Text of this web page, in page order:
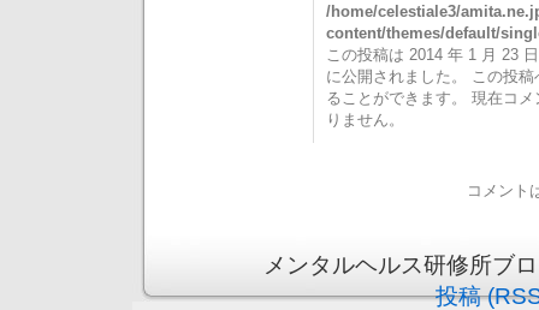
/home/celestiale3/
content/themes/default/
この投稿は 2014 年 1 月 23
に公開されました。 この投
ることができます。 現在コ
りません。
コメント
メンタルヘルス研修所ブ
投稿